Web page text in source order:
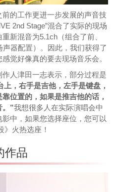
的工作更进一步发展的声音技
2nd Stage”混合了实际的现场
新混音为5.1ch（组合了前、
器配置）。因此，我们获得了
觉好像真的要去现场音乐会。
人津田一志表示，部分过程是
上，右手是吉他，左手是键盘，
位置的，如果是推吉他的话，
。”我想很多人在实际演唱会中
中，如果您选择座位，您可以
》火热选座！
作品